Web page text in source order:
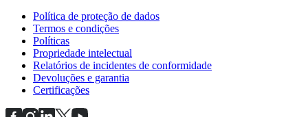
Política de proteção de dados
Termos e condições
Políticas
Propriedade intelectual
Relatórios de incidentes de conformidade
Devoluções e garantia
Certificações